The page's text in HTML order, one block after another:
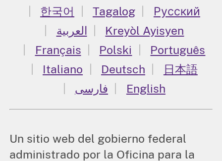
한국어
Tagalog
Русский
العربية
Kreyòl Ayisyen
Français
Polski
Português
Italiano
Deutsch
日本語
فارسی
English
Un sitio web del gobierno federal
administrado por la Oficina para la